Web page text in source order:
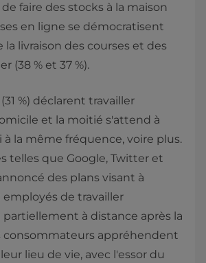
faire des stocks à la maison
en ligne se démocratisent
la livraison des courses et des
(38 % et 37 %).
%) déclarent travailler
et la moitié s'attend à
la même fréquence, voire plus.
telles que Google, Twitter et
des plans visant à
de travailler
à distance après la
consommateurs appréhendent
lieu de vie, avec l'essor du